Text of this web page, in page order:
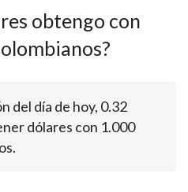
obtengo con
del día de hoy, 0.32
dólares con 1.000